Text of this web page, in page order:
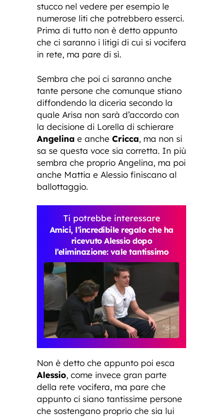
stucco nel vedere per esempio le
numerose liti che potrebbero esserci.
Prima di tutto non è detto appunto
che ci saranno i litigi di cui si vocifera
in rete, ma pare di sì.
Sembra che poi ci saranno anche
tante persone che comunque stiano
diffondendo la diceria secondo la
quale Arisa non sarà d’accordo con
la decisione di Lorella di schierare
Angelina e anche Cricca, ma non si
sa se questa voce sia corretta. In più
sembra che proprio Angelina, ma poi
anche Mattia e Alessio finiscano al
ballottaggio.
Ti potrebbe interessare
Amici, l’incredibile regalo che ha
ricevuto Alessio dopo
l’eliminazione: vale tantissimo
Non è detto che appunto poi esca
Alessio, come invece gran parte
della rete vocifera, ma pare che
appunto ci siano tantissime persone
che sostengano proprio che sia lui